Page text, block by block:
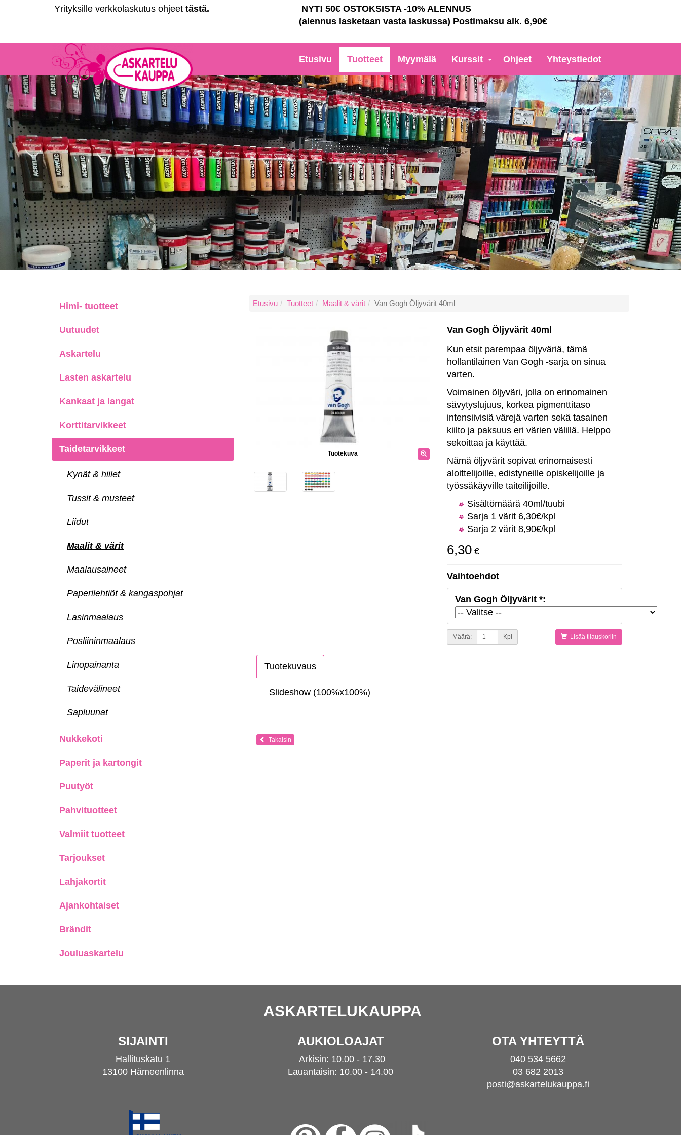
Yrityksille verkkolaskutus ohjeet tästä.
NYT! 50€ OSTOKSISTA -10% ALENNUS
(alennus lasketaan vasta laskussa) Postimaksu alk. 6,90€
Etusivu Tuotteet Myymälä Kurssit Ohjeet Yhteystiedot
Himi- tuotteet
Uutuudet
Askartelu
Lasten askartelu
Kankaat ja langat
Korttitarvikkeet
Taidetarvikkeet
Kynät & hiilet
Tussit & musteet
Liidut
Maalit & värit
Maalausaineet
Paperilehtiöt & kangaspohjat
Lasinmaalaus
Posliininmaalaus
Linopainanta
Taidevälineet
Sapluunat
Nukkekoti
Paperit ja kartongit
Puutyöt
Pahvituotteet
Valmiit tuotteet
Tarjoukset
Lahjakortit
Ajankohtaiset
Brändit
Jouluaskartelu
Etusivu Tuotteet Maalit & värit Van Gogh Öljyvärit 40ml
Tuotekuva
Van Gogh Öljyvärit 40ml
Kun etsit parempaa öljyväriä, tämä
hollantilainen Van Gogh -sarja on sinua
varten.
Voimainen öljyväri, jolla on erinomainen
sävytyslujuus, korkea pigmenttitaso
intensiivisiä värejä varten sekä tasainen
kiilto ja paksuus eri värien välillä. Helppo
sekoittaa ja käyttää.
Nämä öljyvärit sopivat erinomaisesti
aloittelijoille, edistyneille opiskelijoille ja
työssäkäyville taiteilijoille.
Sisältömäärä 40ml/tuubi
Sarja 1 värit 6,30€/kpl
Sarja 2 värit 8,90€/kpl
6,30 €
Vaihtoehdot
Van Gogh Öljyvärit *:
Määrä: Kpl Lisää tilauskoriin
Tuotekuvaus
Slideshow (100%x100%)
Takaisin
ASKARTELUKAUPPA
SIJAINTI
Hallituskatu 1
13100 Hämeenlinna
AUKIOLOAJAT
Arkisin: 10.00 - 17.30
Lauantaisin: 10.00 - 14.00
OTA YHTEYTTÄ
040 534 5662
03 682 2013
posti@askartelukauppa.fi